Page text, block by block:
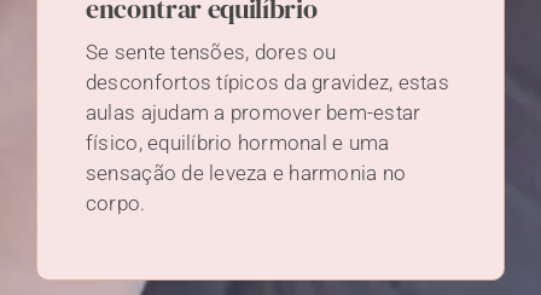
encontrar equilíbrio
Se sente tensões, dores ou
desconfortos típicos da gravidez, estas
aulas ajudam a promover bem-estar
físico, equilíbrio hormonal e uma
sensação de leveza e harmonia no
corpo.